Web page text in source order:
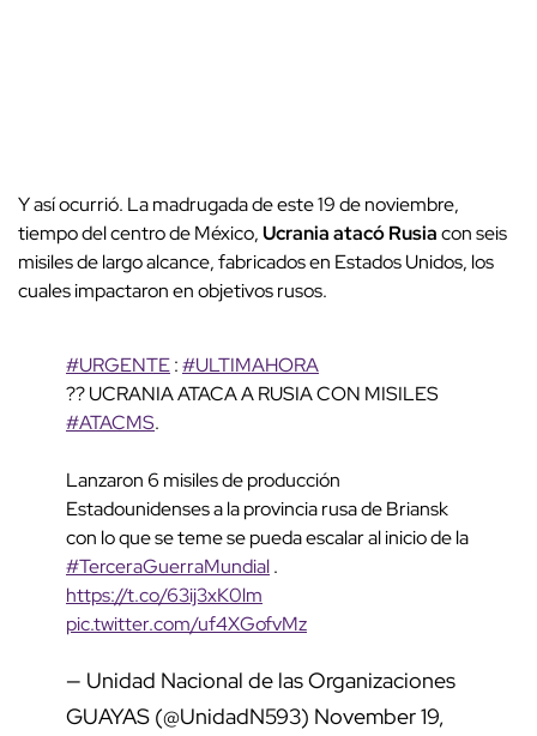
Y así ocurrió. La madrugada de este 19 de noviembre,
tiempo del centro de México,Ucrania atacó Rusiacon seis
misiles de largo alcance, fabricados en Estados Unidos, los
cuales impactaron en objetivos rusos.
#URGENTE:#ULTIMAHORA
?? UCRANIA ATACA A RUSIA CON MISILES
#ATACMS.
Lanzaron 6 misiles de producción
Estadounidenses a la provincia rusa de Briansk
con lo que se teme se pueda escalar al inicio de la
#TerceraGuerraMundial.
https://t.co/63ij3xK0lm
pic.twitter.com/uf4XGofvMz
— Unidad Nacional de las Organizaciones
GUAYAS (@UnidadN593) November 19,